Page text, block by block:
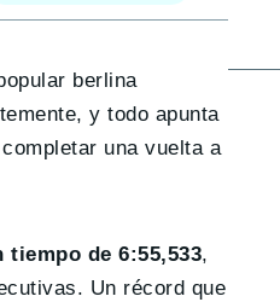
berlina
y todo apunta
una vuelta a
tiempo de6:55,533,
Un récord que